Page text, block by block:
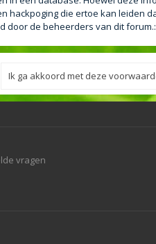
hackpoging die ertoe kan leiden
door de beheerders van dit forum.:
vragen